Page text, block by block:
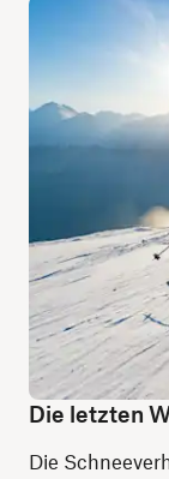
Die letzten
Die